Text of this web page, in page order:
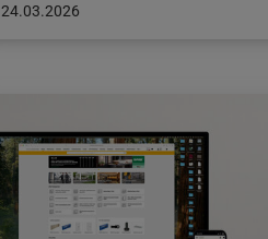
Beitrag
24.03.2026